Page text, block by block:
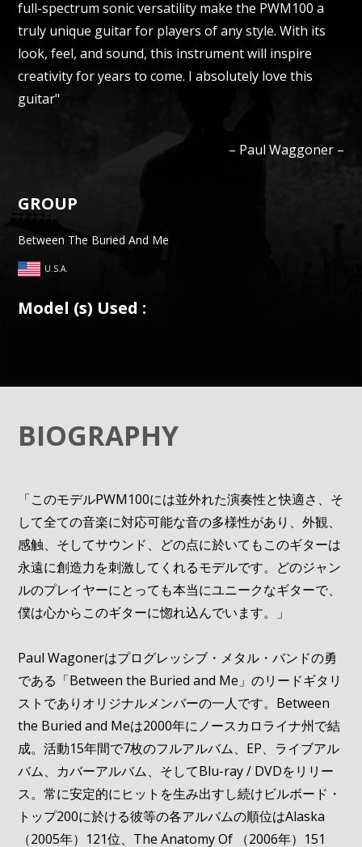
full-spectrum sonic versatility make the PWM100 a
truly unique guitar for players of any style. With its
look, feel, and sound, this instrument will inspire
creativity for years to come. I absolutely love this
guitar"
– Paul Waggoner–
GROUP
Between The Buried And Me
U.S.A.
Model (s) Used :
BIOGRAPHY
「このモデルPWM100には並外れた演奏性と快適さ、そ
して全ての音楽に対応可能な音の多様性があり、外観、
感触、そしてサウンド、どの点に於いてもこのギターは
永遠に創造力を刺激してくれるモデルです。どのジャン
ルのプレイヤーにとっても本当にユニークなギターで、
僕は心からこのギターに惚れ込んでいます。」
Paul Wagonerはプログレッシブ・メタル・バンドの勇
である「Between the Buried and Me」のリードギタリ
ストでありオリジナルメンバーの一人です。Between
the Buried and Meは2000年にノースカロライナ州で結
成。活動15年間で7枚のフルアルバム、EP、ライブアル
バム、カバーアルバム、そしてBlu-ray / DVDをリリー
ス。常に安定的にヒットを生み出すし続けビルボード・
トップ200に於ける彼等の各アルバムの順位はAlaska
（2005年）121位、The Anatomy Of （2006年）151